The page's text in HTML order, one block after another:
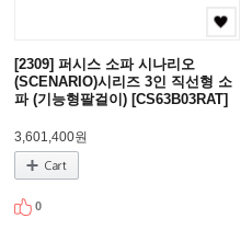
[2309] 퍼시스 소파 시나리오
(SCENARIO)시리즈 3인 직선형 소
파 (기능형팔걸이) [CS63B03RAT]
3,601,400원
0